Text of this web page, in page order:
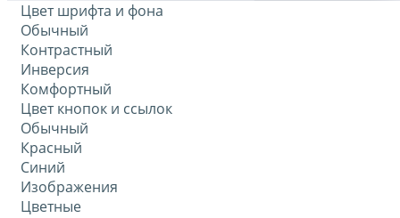
Цвет шрифта и фона
Обычный
Контрастный
Инверсия
Комфортный
Цвет кнопок и ссылок
Обычный
Красный
Синий
Изображения
Цветные